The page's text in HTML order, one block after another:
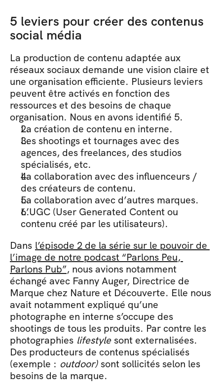
5 leviers pour créer des contenus
social média
La production de contenu adaptée aux
réseaux sociaux demande une vision claire et
une organisation efficiente. Plusieurs leviers
peuvent être activés en fonction des
ressources et des besoins de chaque
organisation. Nous en avons identifié 5.
La création de contenu en interne.
Les shootings et tournages avec des
agences, des freelances, des studios
spécialisés, etc.
La collaboration avec des influenceurs /
des créateurs de contenu.
La collaboration avec d’autres marques.
L’UGC (User Generated Content ou
contenu créé par les utilisateurs).
Dans l’épisode 2 de la série sur le pouvoir de
l’image de notre podcast “Parlons Peu,
Parlons Pub”, nous avions notamment
échangé avec Fanny Auger, Directrice de
Marque chez Nature et Découverte. Elle nous
avait notamment expliqué qu’une
photographe en interne s’occupe des
shootings de tous les produits. Par contre les
photographies lifestyle sont externalisées.
Des producteurs de contenus spécialisés
(exemple : outdoor) sont sollicités selon les
besoins de la marque.